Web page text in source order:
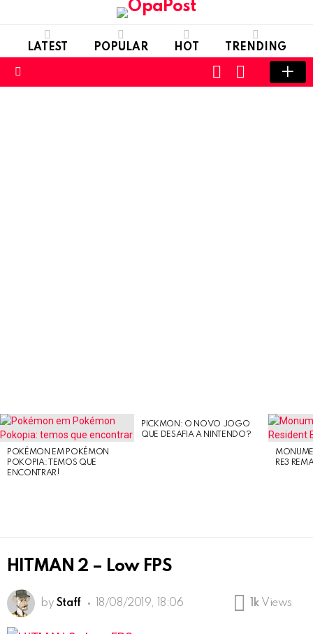
LATEST POPULAR HOT TRENDING
SWITCH
SKIN
LOGIN
LATEST
STORIES
POKÉMON EM POKÉMON
POKOPIA: TEMOS QUE
ENCONTRAR!
PICKMON: O NOVO JOGO
QUE DESAFIA A NINTENDO?
RE3
HITMAN 2 – Low FPS
by Staff 18/08/2019, 18:06 1k Views